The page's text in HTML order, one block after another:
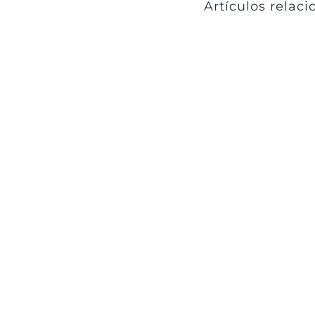
Artículos